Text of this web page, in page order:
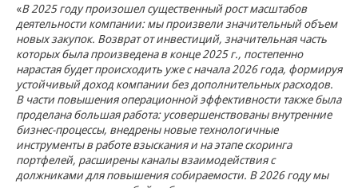
«В 2025 году произошел существенный рост масштабов
деятельности компании: мы произвели значительный объем
новых закупок. Возврат от инвестиций, значительная часть
которых была произведена в конце 2025 г., постепенно
нарастая будет происходить уже с начала 2026 года, формируя
устойчивый доход компании без дополнительных расходов.
В части повышения операционной эффективности также была
проделана большая работа: усовершенствованы внутренние
бизнес-процессы, внедрены новые технологичные
инструменты в работе взыскания и на этапе скоринга
портфелей, расширены каналы взаимодействия с
должниками для повышения собираемости. В 2026 году мы